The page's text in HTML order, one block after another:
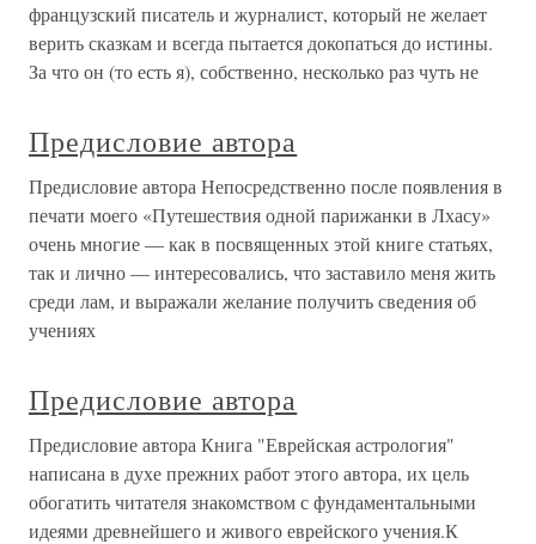
французский писатель и журналист, который не желает
верить сказкам и всегда пытается докопаться до истины.
За что он (то есть я), собственно, несколько раз чуть не
Предисловие автора
Предисловие автора Непосредственно после появления в
печати моего «Путешествия одной парижанки в Лхасу»
очень многие — как в посвященных этой книге статьях,
так и лично — интересовались, что заставило меня жить
среди лам, и выражали желание получить сведения об
учениях
Предисловие автора
Предисловие автора Книга "Еврейская астрология"
написана в духе прежних работ этого автора, их цель
обогатить читателя знакомством с фундаментальными
идеями древнейшего и живого еврейского учения.К